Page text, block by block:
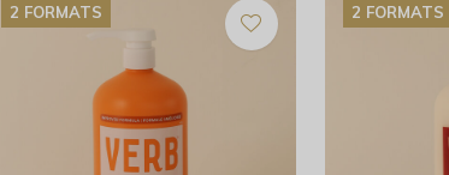
2 FORMATS 2 FORMATS